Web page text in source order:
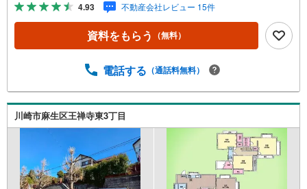
4.93 不動産会社レビュー 15件
資料をもらう （無料）
電話する （通話料無料）
川崎市麻生区王禅寺東3丁目